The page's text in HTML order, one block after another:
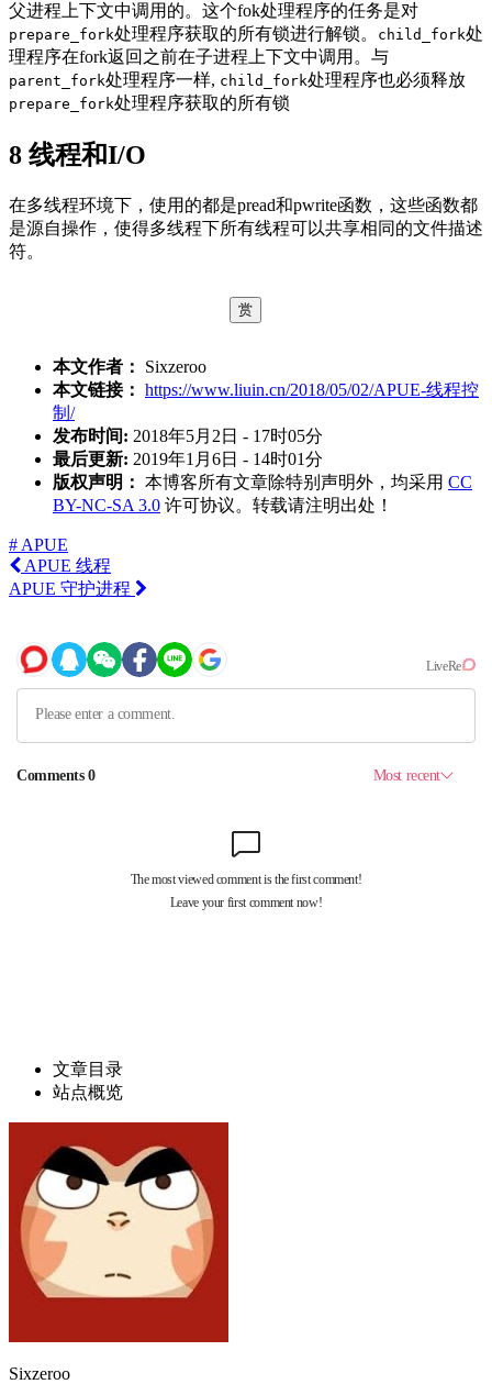
父进程上下文中调用的。这个fok处理程序的任务是对
prepare_fork处理程序获取的所有锁进行解锁。 child_fork处
理程序在fork返回之前在子进程上下文中调用。与
parent_fork处理程序一样, child_fork处理程序也必须释放
prepare_fork处理程序获取的所有锁
8 线程和I/O
在多线程环境下，使用的都是pread和pwrite函数，这些函数都
是源自操作，使得多线程下所有线程可以共享相同的文件描述
符。
赏
本文作者：
Sixzeroo
本文链接： https://www.liuin.cn/2018/05/02/APUE-线程控
制/
发布时间: 2018年5月2日 - 17时05分
最后更新: 2019年1月6日 - 14时01分
版权声明： 本博客所有文章除特别声明外，均采用 CC
BY-NC-SA 3.0 许可协议。转载请注明出处！
# APUE
APUE 线程
APUE 守护进程
文章目录
站点概览
Sixzeroo